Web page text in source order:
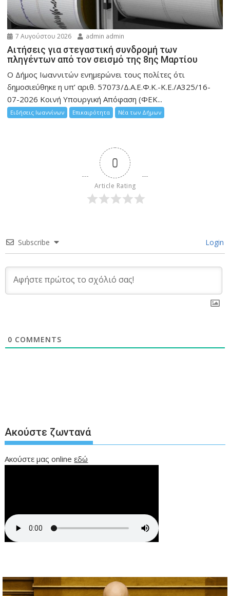
7 Αυγούστου 2026 admin admin
Αιτήσεις για στεγαστική συνδρομή των
πληγέντων από τον σεισμό της 8ης Μαρτίου
Ο Δήμος Ιωαννιτών ενημερώνει τους πολίτες ότι
δημοσιεύθηκε η υπ’ αριθ. 57073/Δ.Α.Ε.Φ.Κ.-Κ.Ε./Α325/16-
07-2026 Κοινή Υπουργική Απόφαση (ΦΕΚ...
Ειδήσεις Ιωαννίνων Επικαιρότητα Νέα των Δήμων
0
Article Rating
Subscribe Login
0 COMMENTS
Ακούστε ζωντανά
Ακούστε μας onlineεδώ